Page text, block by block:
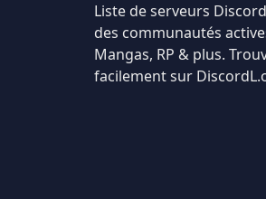
Liste de serveurs
des communautés
Mangas, RP & plus.
facilement sur